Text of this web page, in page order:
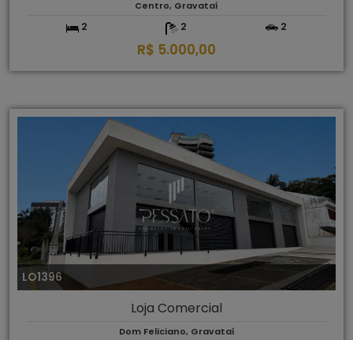
Centro, Gravataí
2 2 2
R$ 5.000,00
LO1396
Loja Comercial
Dom Feliciano, Gravataí